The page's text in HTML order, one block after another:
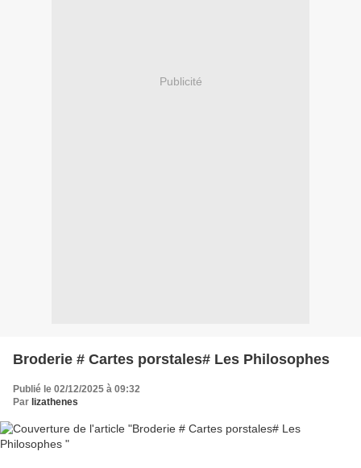
Publicité
Broderie # Cartes porstales# Les Philosophes
Publié le 02/12/2025 à 09:32
Par lizathenes